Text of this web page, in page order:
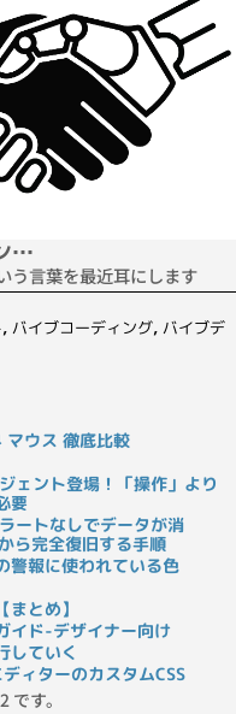
…
う言葉を最近耳にします
, バイブコーディング, バイブデ
ウス 徹底比較
ント登場！「操作」より
要
ートなしでデータが消
ら完全復旧する手順
警報に使われている色
とめ】
イド-デザイナー向け
していく
ィターのカスタムCSS
す。